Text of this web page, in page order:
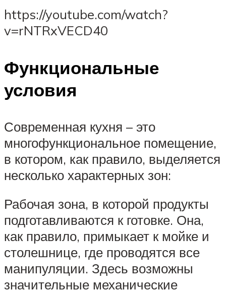
https://youtube.com/watch?
v=rNTRxVECD40
Функциональные
условия
Современная кухня – это
многофункциональное помещение,
в котором, как правило, выделяется
несколько характерных зон:
Рабочая зона, в которой продукты
подготавливаются к готовке. Она,
как правило, примыкает к мойке и
столешнице, где проводятся все
манипуляции. Здесь возможны
значительные механические